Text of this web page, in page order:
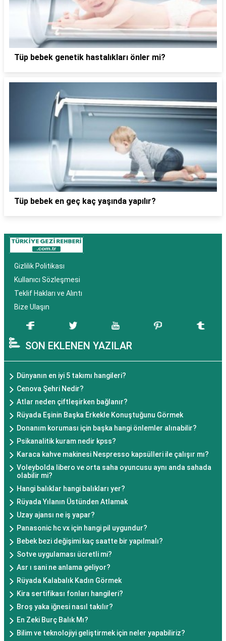
Tüp bebek genetik hastalıkları önler mi?
Tüp bebek en geç kaç yaşında yapılır?
Gizlilik Politikası
Kullanıcı Sözleşmesi
Teklif Hakları ve Alıntı
Bize Ulaşın
SON EKLENEN YAZILAR
Dünyanın en iyi 5 takımı hangileri?
Cenova Şehri Nedir?
Atlar neden çiftleşirken bağlanır?
Rüyada Eşinin Başka Erkekle Konuştuğunu Görmek
Donanım koruması için başka hangi önlemler alınabilir?
Psikanalitik kuram nedir kpss?
Karaca kahve makinesi Nespresso kapsülleri ile çalışır mı?
Voleybolda libero ve orta saha oyuncusu aynı anda sahada
olabilir mi?
Hangi balıklar hangi balıkları yer?
Rüyada Yılanın Üstünden Atlamak
Uzay ajansı ne iş yapar?
Panasonic hc vx için hangi pil uygundur?
Bebek bezi değişimi kaç saatte bir yapılmalı?
Sotve uygulaması ücretli mi?
Asr ı sani ne anlama geliyor?
Rüyada Kalabalık Kadın Görmek
Kira sertifikası fonları hangileri?
Broş yaka iğnesi nasıl takılır?
En Zeki Burç Balık Mı?
Bilim ve teknolojiyi geliştirmek için neler yapabiliriz?